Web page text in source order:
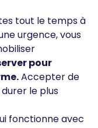
tout le temps à
urgence, vous
pour
Accepter de
le plus
fonctionne avec